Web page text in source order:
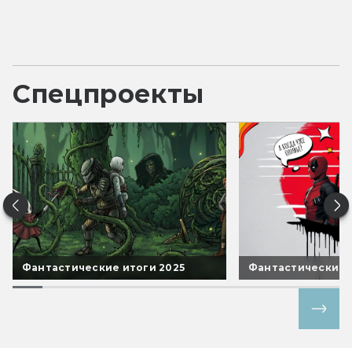
Спецпроекты
Фантастические итоги 2025 Фантастические